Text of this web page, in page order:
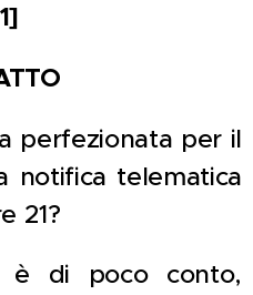
perfezionata per il
notifica telematica
21?
è di poco conto,